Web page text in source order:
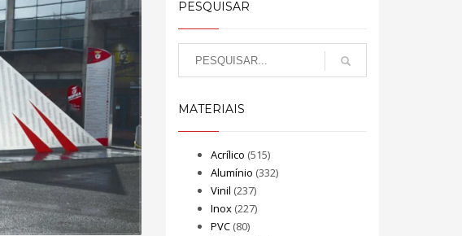
PESQUISAR
MATERIAIS
Acrílico (515)
Alumínio (332)
Vinil (237)
Inox(227)
PVC(80)